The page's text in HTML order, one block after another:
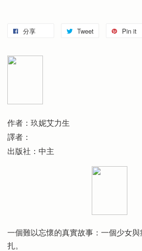
分享 Tweet Pin it
作者：玖妮艾力生
譯者：
出版社：中主
一個難以忘懷的真實故事：一個少女
扎。